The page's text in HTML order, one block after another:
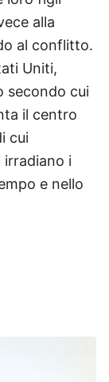
alla
al conflitto.
Uniti,
secondo cui
il centro
cui
irradiano i
e nello